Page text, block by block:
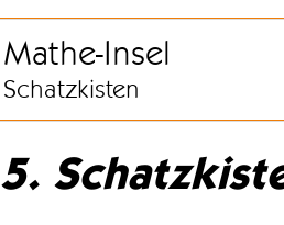
Mathe-Insel
Schatzkisten
5.